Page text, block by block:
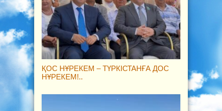
ҚОС НҰРЕКЕМ – ТҮРКІСТАНҒА ДОС
НҰРЕКЕМ!..